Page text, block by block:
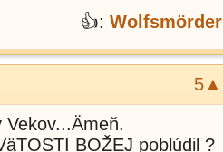
👍: Wolfsmörder
5▲
BOŽEJ poblúdil ?